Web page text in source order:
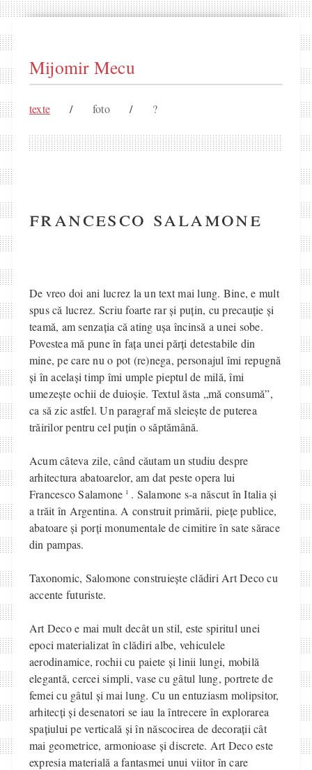
Mijomir Mecu
texte / foto / ?
francesco salamone
De vreo doi ani lucrez la un text mai lung. Bine, e mult
spus că lucrez. Scriu foarte rar și puțin, cu precauție și
teamă, am senzația că ating ușa încinsă a unei sobe.
Povestea mă pune în fața unei părți detestabile din
mine, pe care nu o pot (re)nega, personajul îmi repugnă
și în același timp îmi umple pieptul de milă, îmi
umezește ochii de duioșie. Textul ăsta „mă consumă”,
ca să zic astfel. Un paragraf mă sleiește de puterea
trăirilor pentru cel puțin o săptămână.
Acum câteva zile, când căutam un studiu despre
arhitectura abatoarelor, am dat peste opera lui
Francesco Salamone 1 . Salamone s-a născut în Italia și
a trăit în Argentina. A construit primării, piețe publice,
abatoare și porți monumentale de cimitire în sate sărace
din pampas.
Taxonomic, Salomone construiește clădiri Art Deco cu
accente futuriste.
Art Deco e mai mult decât un stil, este spiritul unei
epoci materializat în clădiri albe, vehiculele
aerodinamice, rochii cu paiete și linii lungi, mobilă
elegantă, cercei simpli, vase cu gâtul lung, portrete de
femei cu gâtul și mai lung. Cu un entuziasm molipsitor,
arhitecți și desenatori se iau la întrecere în explorarea
spațiului pe verticală și în născocirea de decorații cât
mai geometrice, armonioase și discrete. Art Deco este
expresia materială a fantasmei unui viitor în care